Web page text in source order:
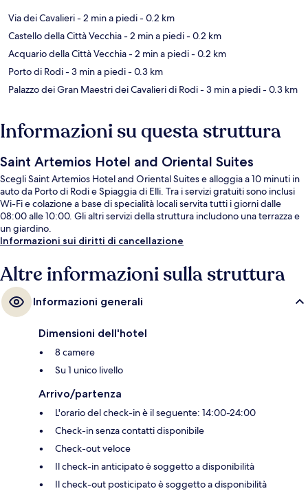
Via dei Cavalieri- 2 min a piedi- 0.2 km
Castello della Città Vecchia- 2 min a piedi- 0.2 km
Acquario della Città Vecchia- 2 min a piedi- 0.2 km
Porto di Rodi- 3 min a piedi- 0.3 km
Palazzo dei Gran Maestri dei Cavalieri di Rodi- 3 min a piedi- 0.3 km
Informazioni su questa struttura
Saint Artemios Hotel and Oriental Suites
Scegli Saint Artemios Hotel and Oriental Suites e alloggia a 10 minuti in
auto da Porto di Rodi e Spiaggia di Elli. Tra i servizi gratuiti sono inclusi
Wi-Fi e colazione a base di specialità locali servita tutti i giorni dalle
08:00 alle 10:00. Gli altri servizi della struttura includono una terrazza e
un giardino.
Informazioni sui diritti di cancellazione
Altre informazioni sulla struttura
Informazioni generali
Dimensioni dell'hotel
8 camere
Su 1 unico livello
Arrivo/partenza
L'orario del check-in è il seguente: 14:00-24:00
Check-in senza contatti disponibile
Check-out veloce
Il check-in anticipato è soggetto a disponibilità
Il check-out posticipato è soggetto a disponibilità